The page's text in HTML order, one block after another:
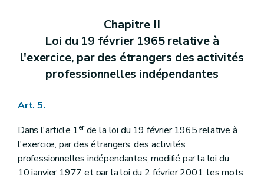
Chapitre II
Loi du 19 février 1965 relative à
l'exercice, par des étrangers des activités
professionnelles indépendantes
Art. 5.
Dans l'article 1erde la loi du 19 février 1965 relative à
l'exercice, par des étrangers, des activités
professionnelles indépendantes, modifié par la loi du